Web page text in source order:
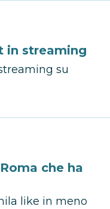
in streaming
su
che ha
like in meno